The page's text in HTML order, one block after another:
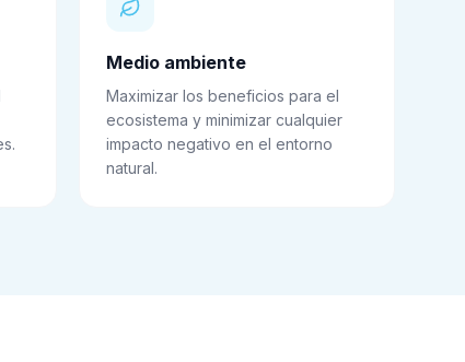
Medio ambiente
Maximizar los beneficios para el
ecosistema y minimizar cualquier
impacto negativo en el entorno
natural.